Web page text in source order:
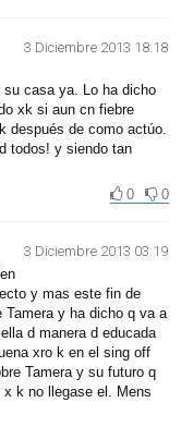
3 Diciembre 2013 18:18
su casa ya. Lo ha dicho
xk si aun cn fiebre
después de como actúo.
todos! y siendo tan
0
0
3 Diciembre 2013 03:19
y mas este fin de
Tamera y ha dicho q va a
d manera d educada
xro k en el sing off
Tamera y su futuro q
k no llegase el. Mens